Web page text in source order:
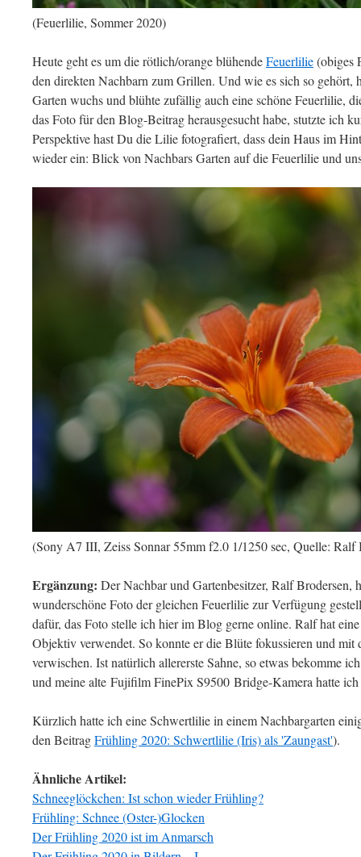
(Feuerlilie, Sommer 2020)
Heute geht es um die rötlich/orange blühendeFeuerlilie(obiges
den direkten Nachbarn zum Grillen. Und wie es sich so gehört,
Garten wuchs und blühte zufällig auch eine schöne Feuerlilie,
das Foto für den Blog-Beitrag herausgesucht habe, stutzte ich
Perspektive hast Du die Lilie fotografiert, dass dein Haus im
wieder ein: Blick von Nachbars Garten auf die Feuerlilie und
(Sony A7 III, Zeiss Sonnar 55mm f2.0 1/1250 sec, Quelle: Ralf
Ergänzung: Der Nachbar und Gartenbesitzer, Ralf Brodersen,
wunderschöne Foto der gleichen Feuerlilie zur Verfügung
dafür, das Foto stelle ich hier im Blog gerne online. Ralf hat
Objektiv verwendet. So konnte er die Blüte fokussieren und mit
verwischen. Ist natürlich allererste Sahne, so etwas bekomme
und meine alte Fujifilm FinePix S9500 Bridge-Kamera hatte
Kürzlich hatte ich eine Schwertlilie in einem Nachbargarten
den BeitragFrühling 2020: Schwertlilie (Iris) als 'Zaungast').
Ähnliche Artikel:
Schneeglöckchen: Ist schon wieder Frühling?
Frühling: Schnee (Oster-)Glocken
Der Frühling 2020 ist im Anmarsch